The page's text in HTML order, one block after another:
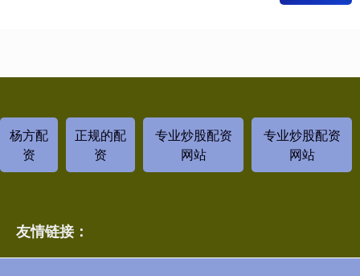
杨方配
资
正规的配
资
专业炒股配资
网站
专业炒股配资
网站
友情链接：